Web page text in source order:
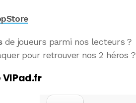
de joueurs parmi nos lecteurs ?
pour retrouver nos 2 héros ?